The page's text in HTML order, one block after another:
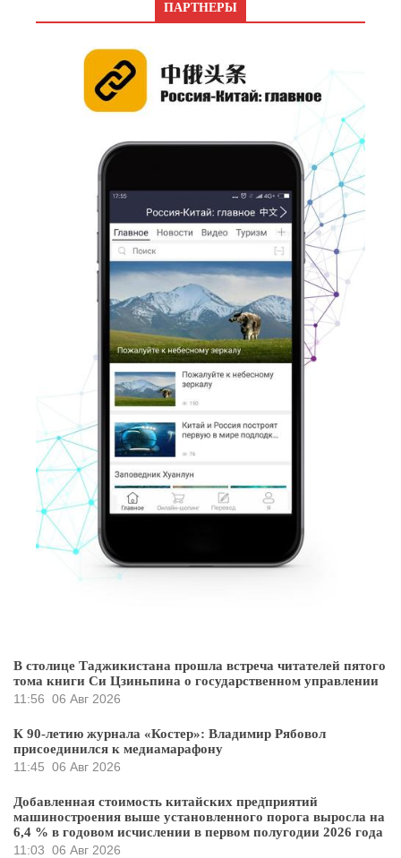
ПАРТНЕРЫ
В столице Таджикистана прошла встреча читателей пятого
тома книги Си Цзиньпина о государственном управлении
11:56 06 Авг 2026
К 90-летию журнала «Костер»: Владимир Рябовол
присоединился к медиамарафону
11:45 06 Авг 2026
Добавленная стоимость китайских предприятий
машиностроения выше установленного порога выросла на
6,4 % в годовом исчислении в первом полугодии 2026 года
11:03 06 Авг 2026